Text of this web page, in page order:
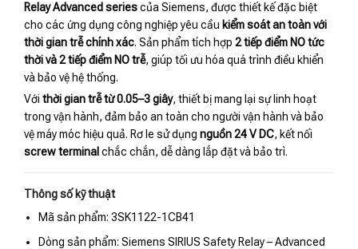
Relay Advanced seriescủa Siemens, được thiết kế đặc biệt
cho các ứng dụng công nghiệp yêu cầu kiểm soát an toàn với
thời gian trễ chính xác. Sản phẩm tích hợp 2 tiếp điểm NO tức
thời và 2 tiếp điểm NO trễ, giúp tối ưu hóa quá trình điều khiển
và bảo vệ hệ thống.
Với thời gian trễ từ 0.05–3 giây, thiết bị mang lại sự linh hoạt
trong vận hành, đảm bảo an toàn cho người vận hành và bảo
vệ máy móc hiệu quả. Rơ le sử dụng nguồn 24 V DC, kết nối
screw terminal chắc chắn, dễ dàng lắp đặt và bảo trì.
Thông số kỹ thuật
Mã sản phẩm: 3SK1122-1CB41
Dòng sản phẩm: Siemens SIRIUS Safety Relay – Advanced